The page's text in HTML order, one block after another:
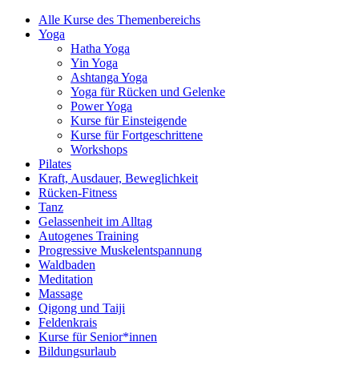
Alle Kurse des Themenbereichs
Yoga
Hatha Yoga
Yin Yoga
Ashtanga Yoga
Yoga für Rücken und Gelenke
Power Yoga
Kurse für Einsteigende
Kurse für Fortgeschrittene
Workshops
Pilates
Kraft, Ausdauer, Beweglichkeit
Rücken-Fitness
Tanz
Gelassenheit im Alltag
Autogenes Training
Progressive Muskelentspannung
Waldbaden
Meditation
Massage
Qigong und Taiji
Feldenkrais
Kurse für Senior*innen
Bildungsurlaub